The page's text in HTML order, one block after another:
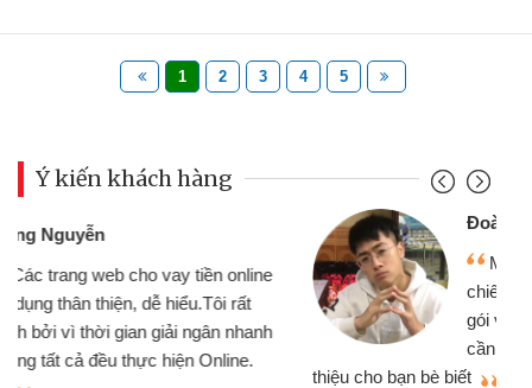
1 2 3 4 5
Ý kiến khách hàng
Mình cần tiền gấp nên định cầm cố
chiếc xe wave nhưng thật may đã có
gói vay tiền bằng CMND online không
cần gặp mặt nên rất tiện lợi, sẽ giới
thiệu cho bạn bè biết